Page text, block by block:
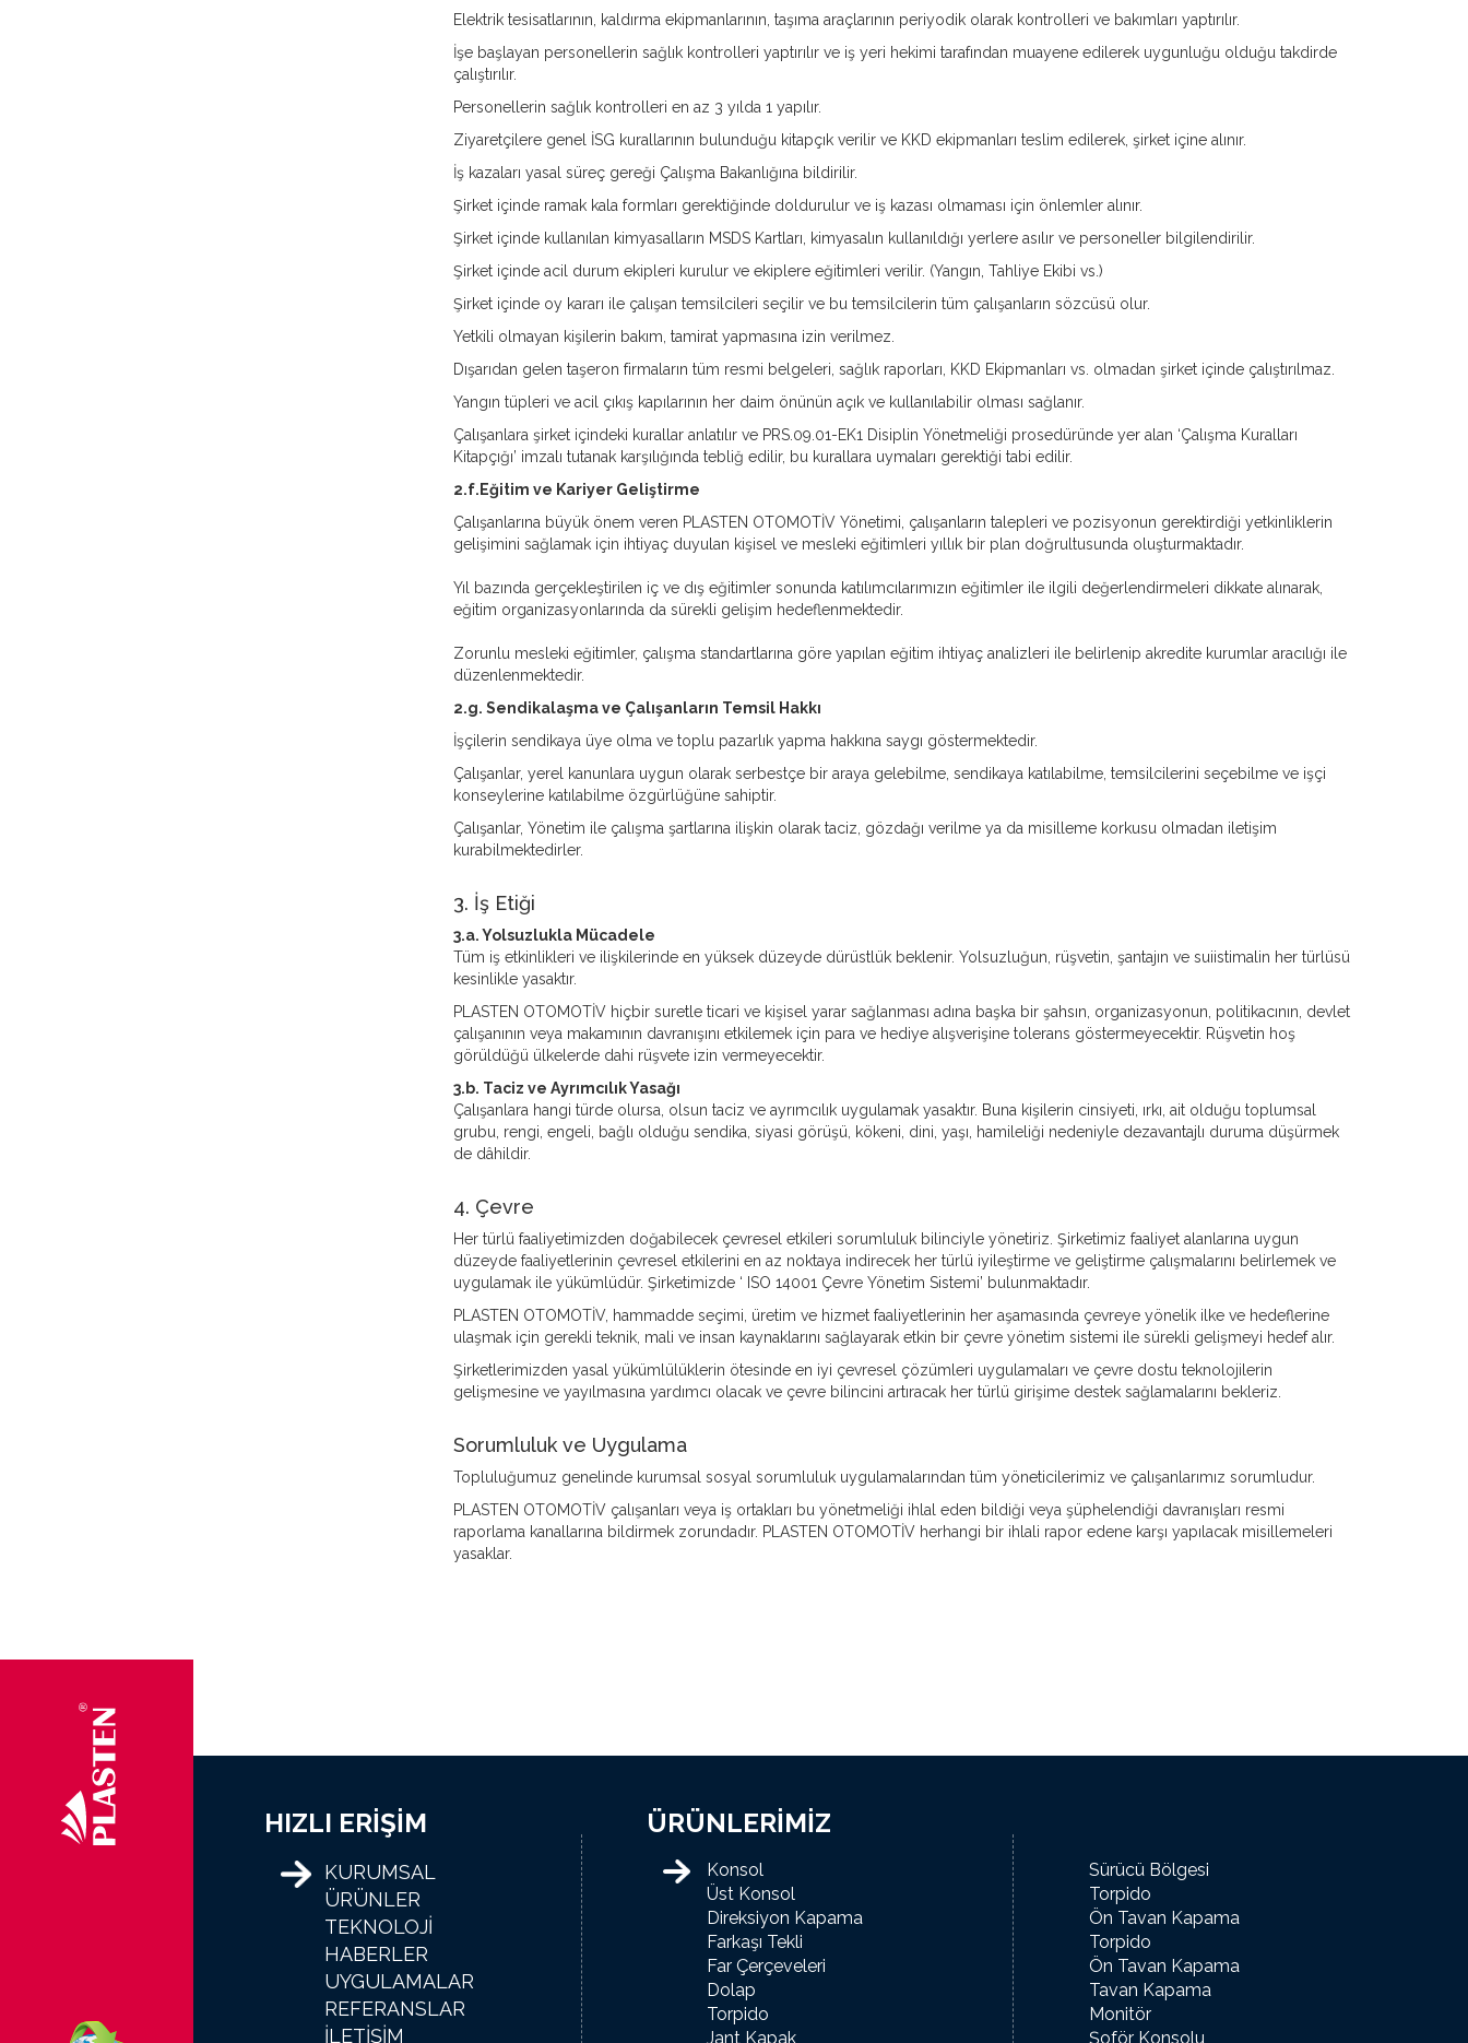
Elektrik tesisatlarının, kaldırma ekipmanlarının, taşıma araçlarının periyodik olarak kontrolleri ve bakımları yaptırılır.
İşe başlayan personellerin sağlık kontrolleri yaptırılır ve iş yeri hekimi tarafından muayene edilerek uygunluğu olduğu takdirde
çalıştırılır.
Personellerin sağlık kontrolleri en az 3 yılda 1 yapılır.
Ziyaretçilere genel İSG kurallarının bulunduğu kitapçık verilir ve KKD ekipmanları teslim edilerek, şirket içine alınır.
İş kazaları yasal süreç gereği Çalışma Bakanlığına bildirilir.
Şirket içinde ramak kala formları gerektiğinde doldurulur ve iş kazası olmaması için önlemler alınır.
Şirket içinde kullanılan kimyasalların MSDS Kartları, kimyasalın kullanıldığı yerlere asılır ve personeller bilgilendirilir.
Şirket içinde acil durum ekipleri kurulur ve ekiplere eğitimleri verilir. (Yangın, Tahliye Ekibi vs.)
Şirket içinde oy kararı ile çalışan temsilcileri seçilir ve bu temsilcilerin tüm çalışanların sözcüsü olur.
Yetkili olmayan kişilerin bakım, tamirat yapmasına izin verilmez.
Dışarıdan gelen taşeron firmaların tüm resmi belgeleri, sağlık raporları, KKD Ekipmanları vs. olmadan şirket içinde çalıştırılmaz.
Yangın tüpleri ve acil çıkış kapılarının her daim önünün açık ve kullanılabilir olması sağlanır.
Çalışanlara şirket içindeki kurallar anlatılır ve PRS.09.01-EK1 Disiplin Yönetmeliği prosedüründe yer alan ‘Çalışma Kuralları
Kitapçığı’ imzalı tutanak karşılığında tebliğ edilir, bu kurallara uymaları gerektiği tabi edilir.
2.f.Eğitim ve Kariyer Geliştirme
Çalışanlarına büyük önem veren PLASTEN OTOMOTİV Yönetimi, çalışanların talepleri ve pozisyonun gerektirdiği yetkinliklerin
gelişimini sağlamak için ihtiyaç duyulan kişisel ve mesleki eğitimleri yıllık bir plan doğrultusunda oluşturmaktadır.
Yıl bazında gerçekleştirilen iç ve dış eğitimler sonunda katılımcılarımızın eğitimler ile ilgili değerlendirmeleri dikkate alınarak,
eğitim organizasyonlarında da sürekli gelişim hedeflenmektedir.
Zorunlu mesleki eğitimler, çalışma standartlarına göre yapılan eğitim ihtiyaç analizleri ile belirlenip akredite kurumlar aracılığı ile
düzenlenmektedir.
2.g. Sendikalaşma ve Çalışanların Temsil Hakkı
İşçilerin sendikaya üye olma ve toplu pazarlık yapma hakkına saygı göstermektedir.
Çalışanlar, yerel kanunlara uygun olarak serbestçe bir araya gelebilme, sendikaya katılabilme, temsilcilerini seçebilme ve işçi
konseylerine katılabilme özgürlüğüne sahiptir.
Çalışanlar, Yönetim ile çalışma şartlarına ilişkin olarak taciz, gözdağı verilme ya da misilleme korkusu olmadan iletişim
kurabilmektedirler.
3. İş Etiği
3.a. Yolsuzlukla Mücadele
Tüm iş etkinlikleri ve ilişkilerinde en yüksek düzeyde dürüstlük beklenir. Yolsuzluğun, rüşvetin, şantajın ve suiistimalin her türlüsü
kesinlikle yasaktır.
PLASTEN OTOMOTİV hiçbir suretle ticari ve kişisel yarar sağlanması adına başka bir şahsın, organizasyonun, politikacının, devlet
çalışanının veya makamının davranışını etkilemek için para ve hediye alışverişine tolerans göstermeyecektir. Rüşvetin hoş
görüldüğü ülkelerde dahi rüşvete izin vermeyecektir.
3.b. Taciz ve Ayrımcılık Yasağı
Çalışanlara hangi türde olursa, olsun taciz ve ayrımcılık uygulamak yasaktır. Buna kişilerin cinsiyeti, ırkı, ait olduğu toplumsal
grubu, rengi, engeli, bağlı olduğu sendika, siyasi görüşü, kökeni, dini, yaşı, hamileliği nedeniyle dezavantajlı duruma düşürmek
de dâhildir.
4. Çevre
Her türlü faaliyetimizden doğabilecek çevresel etkileri sorumluluk bilinciyle yönetiriz. Şirketimiz faaliyet alanlarına uygun
düzeyde faaliyetlerinin çevresel etkilerini en az noktaya indirecek her türlü iyileştirme ve geliştirme çalışmalarını belirlemek ve
uygulamak ile yükümlüdür. Şirketimizde ‘ ISO 14001 Çevre Yönetim Sistemi’ bulunmaktadır.
PLASTEN OTOMOTİV, hammadde seçimi, üretim ve hizmet faaliyetlerinin her aşamasında çevreye yönelik ilke ve hedeflerine
ulaşmak için gerekli teknik, mali ve insan kaynaklarını sağlayarak etkin bir çevre yönetim sistemi ile sürekli gelişmeyi hedef alır.
Şirketlerimizden yasal yükümlülüklerin ötesinde en iyi çevresel çözümleri uygulamaları ve çevre dostu teknolojilerin
gelişmesine ve yayılmasına yardımcı olacak ve çevre bilincini artıracak her türlü girişime destek sağlamalarını bekleriz.
Sorumluluk ve Uygulama
Topluluğumuz genelinde kurumsal sosyal sorumluluk uygulamalarından tüm yöneticilerimiz ve çalışanlarımız sorumludur.
PLASTEN OTOMOTİV çalışanları veya iş ortakları bu yönetmeliği ihlal eden bildiği veya şüphelendiği davranışları resmi
raporlama kanallarına bildirmek zorundadır. PLASTEN OTOMOTİV herhangi bir ihlali rapor edene karşı yapılacak misillemeleri
yasaklar.
HIZLI ERİŞİM
KURUMSAL
ÜRÜNLER
TEKNOLOJİ
HABERLER
UYGULAMALAR
REFERANSLAR
İLETİŞİM
ÜRÜNLERİMİZ
Konsol
Üst Konsol
Direksiyon Kapama
Farkaşı Tekli
Far Çerçeveleri
Dolap
Torpido
Jant Kapak
Sürücü Bölgesi
Torpido
Ön Tavan Kapama
Torpido
Ön Tavan Kapama
Tavan Kapama
Monitör
Şoför Konsolu